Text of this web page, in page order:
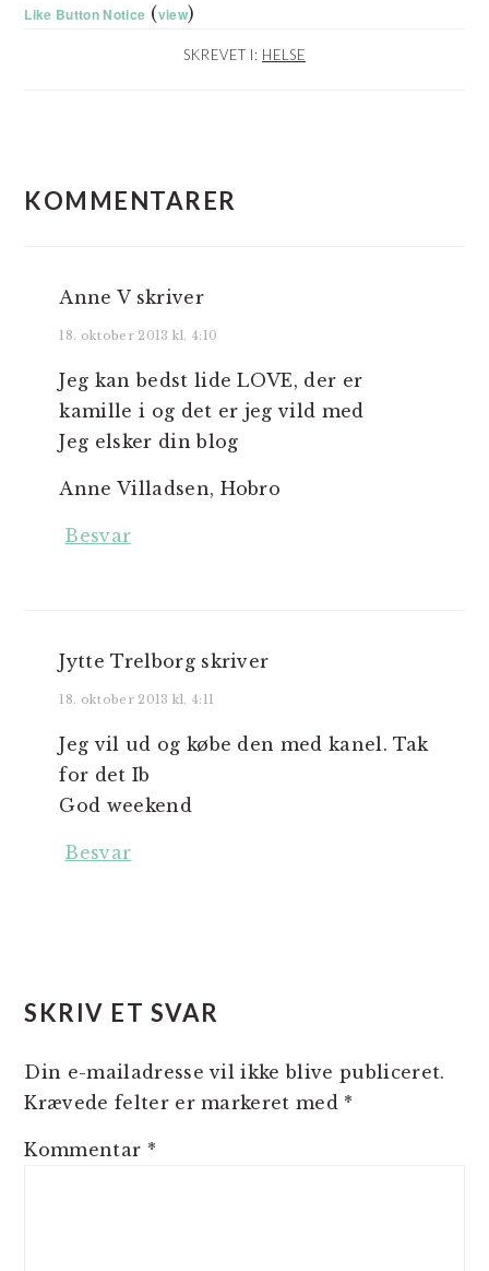
Like Button Notice (view)
SKREVET I: HELSE
KOMMENTARER
Anne V skriver
18. oktober 2013 kl. 4:10
Jeg kan bedst lide LOVE, der er
kamille i og det er jeg vild med
Jeg elsker din blog
Anne Villadsen, Hobro
Besvar
Jytte Trelborg skriver
18. oktober 2013 kl. 4:11
Jeg vil ud og købe den med kanel. Tak
for det Ib
God weekend
Besvar
SKRIV ET SVAR
Din e-mailadresse vil ikke blive publiceret.
Krævede felter er markeret med *
Kommentar *